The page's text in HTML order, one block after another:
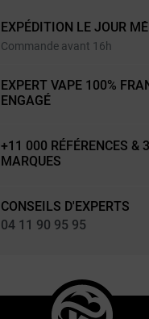
EXPÉDITION LE JOUR
Commande avant 16h
EXPERT VAPE 100%
ENGAGÉ
+11 000 RÉFÉRENCES &
MARQUES
CONSEILS D'EXPERTS
04 11 90 95 95